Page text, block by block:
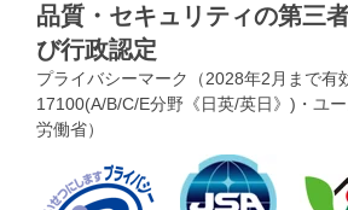
品質・セキュリティの第三
び行政認定
プライバシーマーク（2028年2月まで有
17100(A/B/C/E分野《日英/英日》)・ユ
労働省）